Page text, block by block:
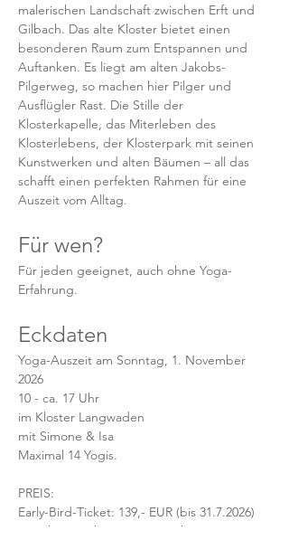
malerischen Landschaft zwischen Erft und
Gilbach. Das alte Kloster bietet einen
besonderen Raum zum Entspannen und
Auftanken. Es liegt am alten Jakobs-
Pilgerweg, so machen hier Pilger und
Ausflügler Rast. Die Stille der
Klosterkapelle, das Miterleben des
Klosterlebens, der Klosterpark mit seinen
Kunstwerken und alten Bäumen – all das
schafft einen perfekten Rahmen für eine
Auszeit vom Alltag.
Für wen?
Für jeden geeignet, auch ohne Yoga-
Erfahrung.
Eckdaten
Yoga-Auszeit am Sonntag, 1. November
2026
10 - ca. 17 Uhr
im Kloster Langwaden
mit Simone & Isa
Maximal 14 Yogis.
PREIS:
Early-Bird-Ticket: 139,- EUR (bis 31.7.2026)
Reguläres Ticket: 159,- EUR (bis 31.8.2026)